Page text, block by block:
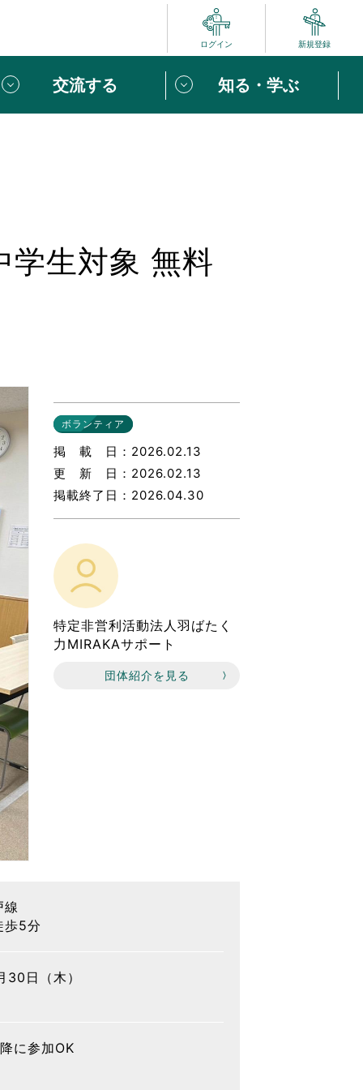
ログイン 新規登録
めての方へ
るボランティア
交流する 知る・学ぶ
の一歩
ニュース（外部記事）
学生対象 無料
ボランティア
掲載日
2026.02.13
更新日
2026.02.13
掲載終了日
2026.04.30
特定非営利活動法人羽ばたく
力MIRAKAサポート
団体紹介を見る
線
歩5分
日（木）
に参加OK